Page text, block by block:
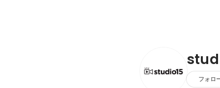
フォロ